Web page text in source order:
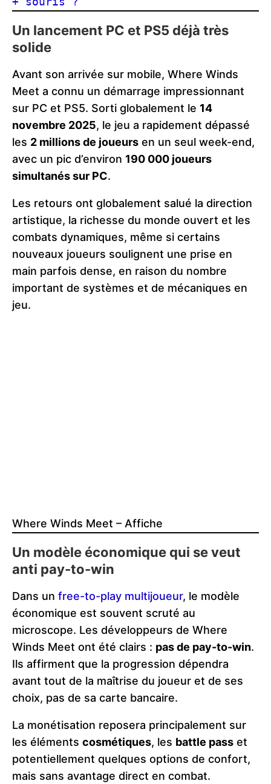
Un lancement PC et PS5 déjà très
solide
Avant son arrivée sur mobile, Where Winds
Meet a connu un démarrage impressionnant
sur PC et PS5. Sorti globalement le 14
novembre 2025, le jeu a rapidement dépassé
les 2 millions de joueurs en un seul week-end,
avec un pic d’environ 190 000 joueurs
simultanés sur PC.
Les retours ont globalement salué la direction
artistique, la richesse du monde ouvert et les
combats dynamiques, même si certains
nouveaux joueurs soulignent une prise en
main parfois dense, en raison du nombre
important de systèmes et de mécaniques en
jeu.
Where Winds Meet – Affiche
Un modèle économique qui se veut
anti pay-to-win
Dans un free-to-play multijoueur, le modèle
économique est souvent scruté au
microscope. Les développeurs de Where
Winds Meet ont été clairs : pas de pay-to-win.
Ils affirment que la progression dépendra
avant tout de la maîtrise du joueur et de ses
choix, pas de sa carte bancaire.
La monétisation reposera principalement sur
les éléments cosmétiques, les battle pass et
potentiellement quelques options de confort,
mais sans avantage direct en combat.